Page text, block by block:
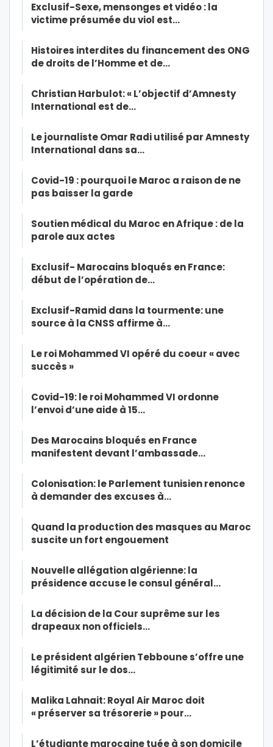
Exclusif-Sexe, mensonges et vidéo : la
victime présumée du viol est…
Histoires interdites du financement des ONG
de droits de l’Homme et de…
Christian Harbulot: « L’objectif d’Amnesty
International est de…
Le journaliste Omar Radi utilisé par Amnesty
International dans sa…
Covid-19 : pourquoi le Maroc a raison de ne
pas baisser la garde
Soutien médical du Maroc en Afrique : de la
parole aux actes
Exclusif- Marocains bloqués en France:
début de l’opération de…
Exclusif-Ramid dans la tourmente: une
source à la CNSS affirme à…
Le roi Mohammed VI opéré du coeur « avec
succès »
Covid-19: le roi Mohammed VI ordonne
l’envoi d’une aide à 15…
Des Marocains bloqués en France
manifestent devant l’ambassade…
Colonisation: le Parlement tunisien renonce
à demander des excuses à…
Quand la production des masques au Maroc
suscite un fort engouement
Nouvelle allégation algérienne: la
présidence accuse le consul général…
La décision de la Cour suprême sur les
drapeaux non officiels…
Le président algérien Tebboune s’offre une
légitimité sur le dos…
Malika Lahnait: Royal Air Maroc doit
« préserver sa trésorerie » pour…
L’étudiante marocaine tuée à son domicile